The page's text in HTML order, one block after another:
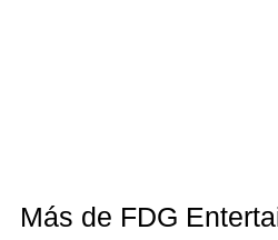
Más de FDG